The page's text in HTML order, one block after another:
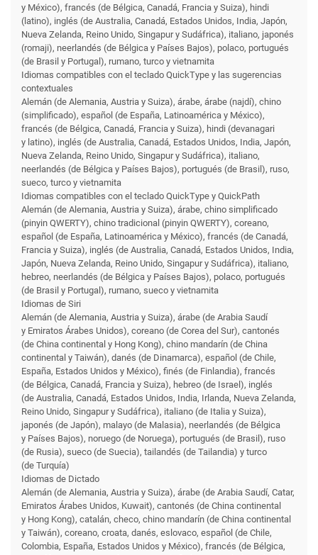
y México), francés (de Bélgica, Canadá, Francia y Suiza), hindi
(latino), inglés (de Australia, Canadá, Estados Unidos, India, Japón,
Nueva Zelanda, Reino Unido, Singapur y Sudáfrica), italiano, japonés
(romaji), neerlandés (de Bélgica y Países Bajos), polaco, portugués
(de Brasil y Portugal), rumano, turco y vietnamita
Idiomas compatibles con el teclado QuickType y las sugerencias
contextuales
Alemán (de Alemania, Austria y Suiza), árabe, árabe (najdí), chino
(simplificado), español (de España, Latinoamérica y México),
francés (de Bélgica, Canadá, Francia y Suiza), hindi (devanagari
y latino), inglés (de Australia, Canadá, Estados Unidos, India, Japón,
Nueva Zelanda, Reino Unido, Singapur y Sudáfrica), italiano,
neerlandés (de Bélgica y Países Bajos), portugués (de Brasil), ruso,
sueco, turco y vietnamita
Idiomas compatibles con el teclado QuickType y QuickPath
Alemán (de Alemania, Austria y Suiza), árabe, chino simplificado
(pinyin QWERTY), chino tradicional (pinyin QWERTY), coreano,
español (de España, Latinoamérica y México), francés (de Canadá,
Francia y Suiza), inglés (de Australia, Canadá, Estados Unidos, India,
Japón, Nueva Zelanda, Reino Unido, Singapur y Sudáfrica), italiano,
hebreo, neerlandés (de Bélgica y Países Bajos), polaco, portugués
(de Brasil y Portugal), rumano, sueco y vietnamita
Idiomas de Siri
Alemán (de Alemania, Austria y Suiza), árabe (de Arabia Saudí
y Emiratos Árabes Unidos), coreano (de Corea del Sur), cantonés
(de China continental y Hong Kong), chino mandarín (de China
continental y Taiwán), danés (de Dinamarca), español (de Chile,
España, Estados Unidos y México), finés (de Finlandia), francés
(de Bélgica, Canadá, Francia y Suiza), hebreo (de Israel), inglés
(de Australia, Canadá, Estados Unidos, India, Irlanda, Nueva Zelanda,
Reino Unido, Singapur y Sudáfrica), italiano (de Italia y Suiza),
japonés (de Japón), malayo (de Malasia), neerlandés (de Bélgica
y Países Bajos), noruego (de Noruega), portugués (de Brasil), ruso
(de Rusia), sueco (de Suecia), tailandés (de Tailandia) y turco
(de Turquía)
Idiomas de Dictado
Alemán (de Alemania, Austria y Suiza), árabe (de Arabia Saudí, Catar,
Emiratos Árabes Unidos, Kuwait), cantonés (de China continental
y Hong Kong), catalán, checo, chino mandarín (de China continental
y Taiwán), coreano, croata, danés, eslovaco, español (de Chile,
Colombia, España, Estados Unidos y México), francés (de Bélgica,